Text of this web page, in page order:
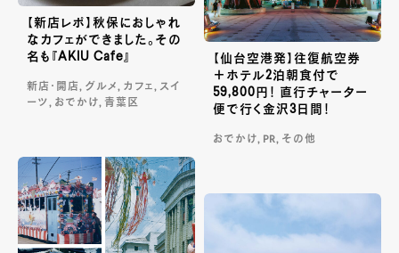
【新店レポ】秋保におしゃれ
なカフェができました。その
名も『AKIU Cafe』
新店・開店, グルメ, カフェ, スイ
ーツ, おでかけ, 青葉区
【仙台空港発】往復航空券
＋ホテル2泊朝食付で
59,800円！ 直行チャーター
便で行く金沢3日間！
おでかけ, PR, その他